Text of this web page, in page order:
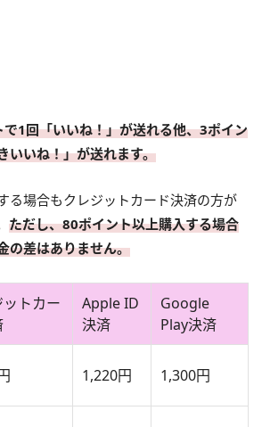
で1回「いいね！」が送れる他、3ポイン
いいね！」が送れます。
る場合もクレジットカード決済の方が
ただし、80ポイント以上購入する場合
の差はありません。
トカー
Apple ID
決済
Google
Play決済
1,220円 1,300円